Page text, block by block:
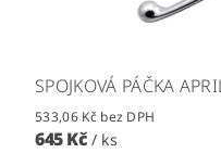
SPOJKOVÁ PÁČKA
533,06 Kč bez DPH
645 Kč / ks